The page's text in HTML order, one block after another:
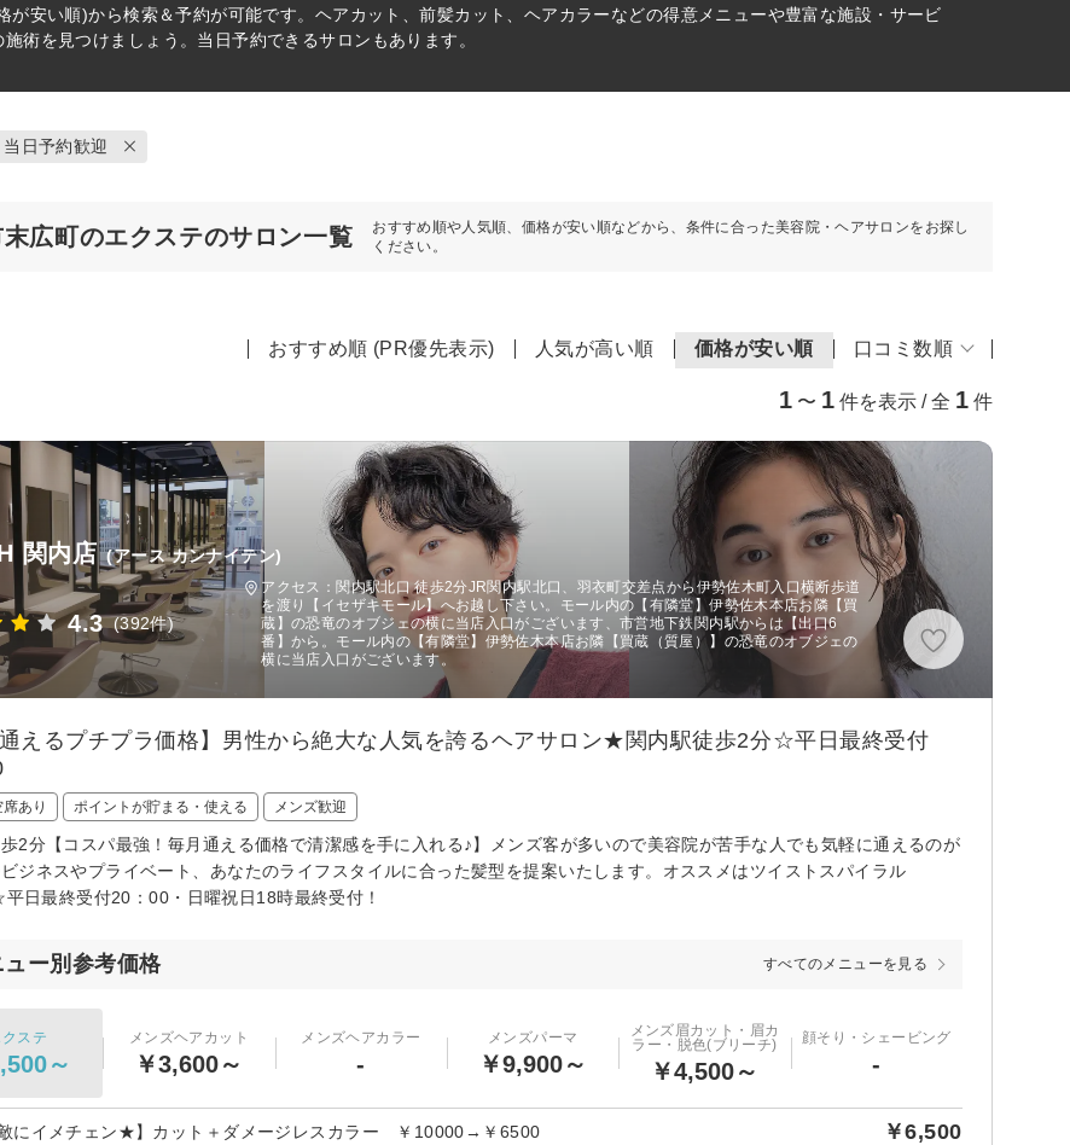
が安い順)から検索＆予約が可能です。ヘアカット、前髪カット、ヘアカラーなどの得意メニューや豊富な施設・サービ
術を見つけましょう。当日予約できるサロンもあります。
当日予約歓迎
広町のエクステのサロン一覧
おすすめ順や人気順、価格が安い順などから、条件に合った美容院・ヘアサロンをお探し
ください。
おすすめ順 (PR優先表示) 人気が高い順 価格が安い順 口コミ数順
1 〜 1 件を表示 / 全 1 件
関内店 (アース カンナイテン)
4.3 (392件)
アクセス：関内駅北口 徒歩2分JR関内駅北口、羽衣町交差点から伊勢佐木町入口横断歩道
を渡り【イセザキモール】へお越し下さい。モール内の【有隣堂】伊勢佐木本店お隣【買
蔵】の恐竜のオブジェの横に当店入口がございます、市営地下鉄関内駅からは【出口6
番】から。モール内の【有隣堂】伊勢佐木本店お隣【買蔵（質屋）】の恐竜のオブジェの
横に当店入口がございます。
通えるプチプラ価格】男性から絶大な人気を誇るヘアサロン★関内駅徒歩2分☆平日最終受付
あり ポイントが貯まる・使える メンズ歓迎
2分【コスパ最強！毎月通える価格で清潔感を手に入れる♪】メンズ客が多いので美容院が苦手な人でも気軽に通えるのが
ジネスやプライベート、あなたのライフスタイルに合った髪型を提案いたします。オススメはツイストスパイラル
日最終受付20：00・日曜祝日18時最終受付！
ュー別参考価格 すべてのメニューを見る
ステ
～
メンズヘアカット
￥3,600～
メンズヘアカラー
-
メンズパーマ
￥9,900～
メンズ眉カット・眉カ
ラー・脱色(ブリーチ)
￥4,500～
顔そり・シェービング
-
にイメチェン★】カット＋ダメージレスカラー ￥10000→￥6500 ￥6,500